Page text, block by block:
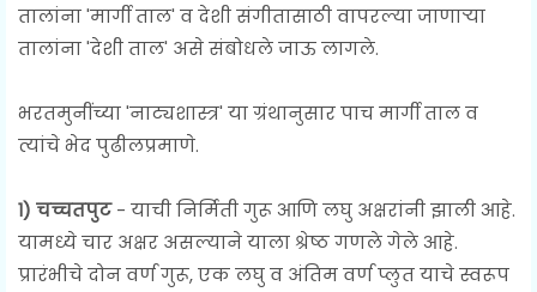
तालांना 'मार्गी ताल' व देशी संगीतासाठी वापरल्या जाणाऱ्या
तालांना 'देशी ताल' असे संबोधले जाऊ लागले.
भरतमुनींच्या 'नाट्यशास्त्र' या ग्रंथानुसार पाच मार्गी ताल व
त्यांचे भेद पुढीलप्रमाणे.
१) चच्चतपुट- याची निर्मिती गुरू आणि लघु अक्षरांनी झाली आहे.
यामध्ये चार अक्षर असल्याने याला श्रेष्ठ गणले गेले आहे.
प्रारंभीचे दोन वर्ण गुरू, एक लघु व अंतिम वर्ण प्लुत याचे स्वरूप